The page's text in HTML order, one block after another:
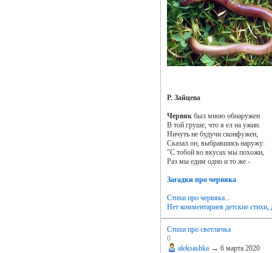
Р. Зайцева
Червякбыл мною обнаружен
В той груше, что я ел на ужин.
Ничуть не будучи сконфужен,
Сказал он, выбравшись наружу:
"С тобой во вкусах мы похожи,
Раз мы едим одно и то же -
Загадки про червяка
Стихи про червяка...
Нет комментариев детские стихи,
Стихи про светлячка
0
aleksashka → 6 марта 2020